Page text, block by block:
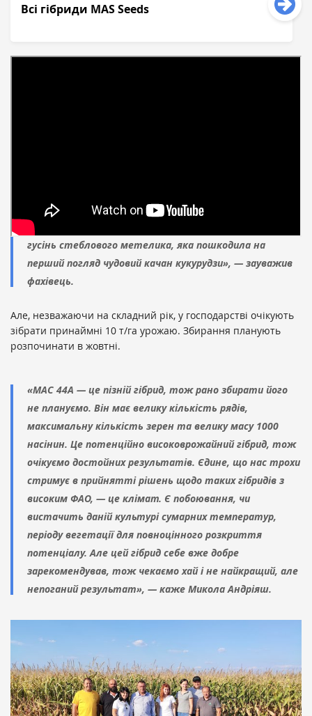
Всі гібриди MAS Seeds
втрат врожаю. Незастосування інсектициду на даній
ділянці пряме підтвердження моїх слів: ми маємо
гусінь стеблового метелика, яка пошкодила на
перший погляд чудовий качан кукурудзи», — зауважив
фахівець.
Але, незважаючи на складний рік, у господарстві очікують
зібрати принаймні 10 т/га урожаю. Збирання планують
розпочинати в жовтні.
«МАС 44А — це пізній гібрид, тож рано збирати його
не плануємо. Він має велику кількість рядів,
максимальну кількість зерен та велику масу 1000
насінин. Це потенційно високоврожайний гібрид, тож
очікуємо достойних результатів. Єдине, що нас трохи
стримує в прийнятті рішень щодо таких гібридів з
високим ФАО, — це клімат. Є побоювання, чи
вистачить даній культурі сумарних температур,
періоду вегетації для повноцінного розкриття
потенціалу. Але цей гібрид себе вже добре
зарекомендував, тож чекаємо хай і не найкращий, але
непоганий результат», — каже Микола Андріяш.